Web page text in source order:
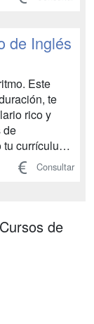
y podrás
de Inglés
Este
te
de
currículum
el proceso.
de gramática
Consultar
de